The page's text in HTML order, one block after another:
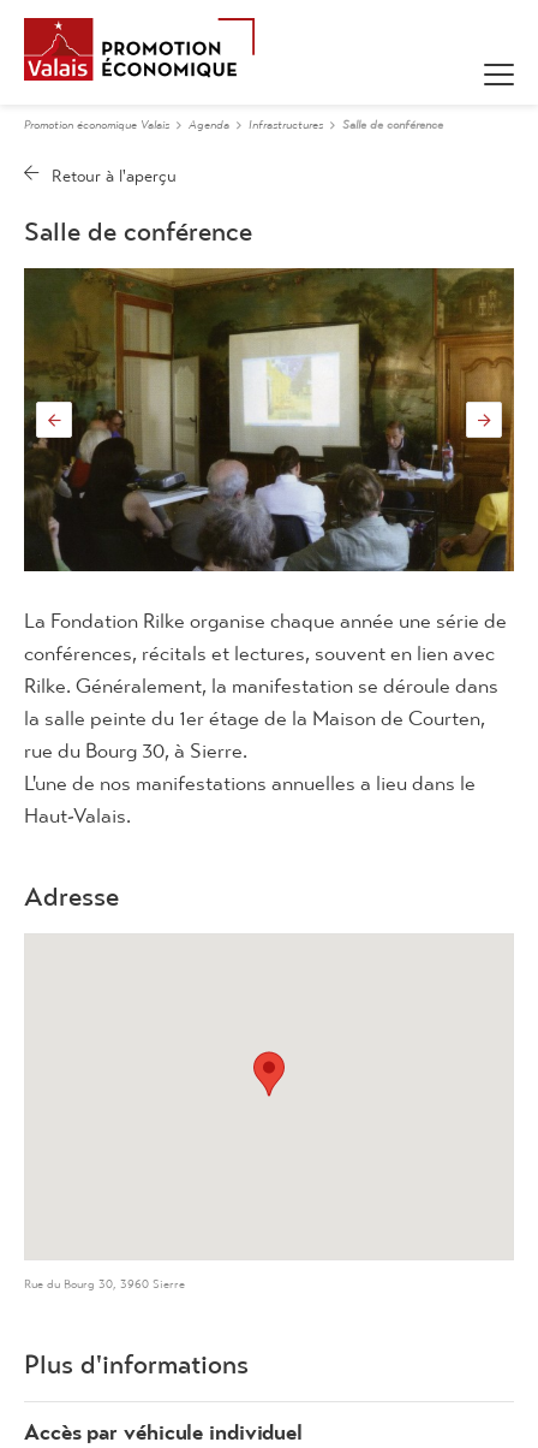
Promotion économique Valais Agenda Infrastructures Salle de conférence
Salle de conférence
La Fondation Rilke organise chaque année une série de
conférences, récitals et lectures, souvent en lien avec
Rilke. Généralement, la manifestation se déroule dans
la salle peinte du 1er étage de la Maison de Courten,
rue du Bourg 30, à Sierre.
L'une de nos manifestations annuelles a lieu dans le
Haut-Valais.
Adresse
Rue du Bourg 30, 3960 Sierre
Plus d'informations
Accès par véhicule individuel